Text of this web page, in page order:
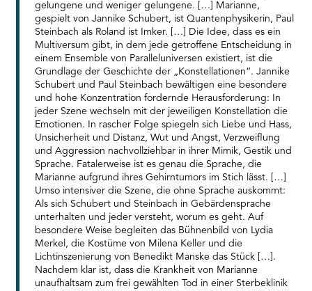
gelungene und weniger gelungene. […] Marianne,
gespielt von Jannike Schubert, ist Quantenphysikerin, Paul
Steinbach als Roland ist Imker. […] Die Idee, dass es ein
Multiversum gibt, in dem jede getroffene Entscheidung in
einem Ensemble von Paralleluniversen existiert, ist die
Grundlage der Geschichte der „Konstellationen“. Jannike
Schubert und Paul Steinbach bewältigen eine besondere
und hohe Konzentration fordernde Herausforderung: In
jeder Szene wechseln mit der jeweiligen Konstellation die
Emotionen. In rascher Folge spiegeln sich Liebe und Hass,
Unsicherheit und Distanz, Wut und Angst, Verzweiflung
und Aggression nachvollziehbar in ihrer Mimik, Gestik und
Sprache. Fatalerweise ist es genau die Sprache, die
Marianne aufgrund ihres Gehirntumors im Stich lässt. […]
Umso intensiver die Szene, die ohne Sprache auskommt:
Als sich Schubert und Steinbach in Gebärdensprache
unterhalten und jeder versteht, worum es geht. Auf
besondere Weise begleiten das Bühnenbild von Lydia
Merkel, die Kostüme von Milena Keller und die
Lichtinszenierung von Benedikt Manske das Stück […].
Nachdem klar ist, dass die Krankheit von Marianne
unaufhaltsam zum frei gewählten Tod in einer Sterbeklinik